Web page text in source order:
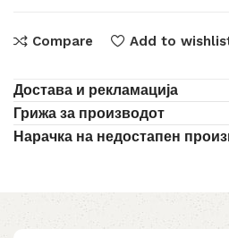
Compare Add to
Достава и рекламација
Грижа за производот
Нарачка на недостапен